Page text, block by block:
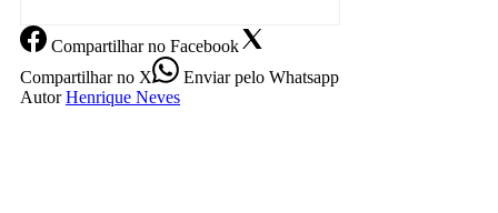
Compartilharno Facebook
Compartilharno X Enviarpelo Whatsapp
Autor Henrique Neves